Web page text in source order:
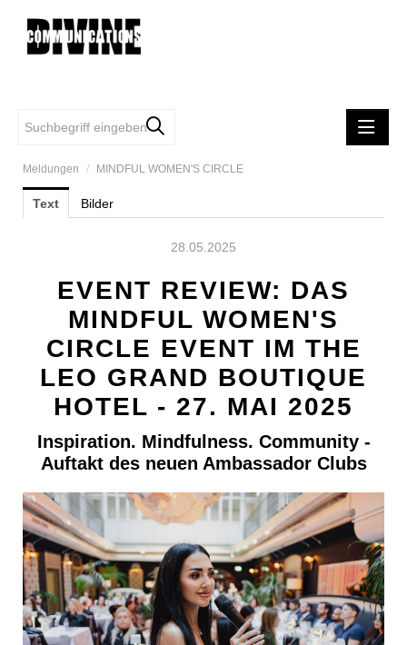
MELDUNGEN
DIVINE COMMUNCATIONS
FIRST VIENNA FC 1894
EASYSTAFF
MINDFUL WOMEN'S CIRCLE
iRobot
POSTSPORTVEREIN WIEN
MEDIA
PRESSEKONTAKT
Meldungen / MINDFUL WOMEN'S CIRCLE
Text Bilder
28.05.2025
EVENT REVIEW: DAS
MINDFUL WOMEN'S
CIRCLE EVENT IM THE
LEO GRAND BOUTIQUE
HOTEL - 27. MAI 2025
Inspiration. Mindfulness. Community -
Auftakt des neuen Ambassador Clubs